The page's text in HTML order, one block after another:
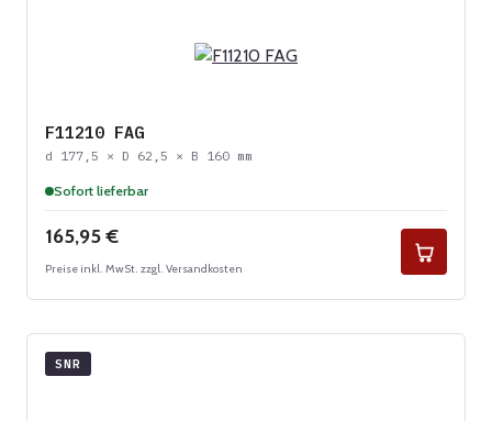
F11210 FAG
d 177,5 × D 62,5 × B 160 mm
Sofort lieferbar
Regulärer Preis:
165,95 €
Preise inkl. MwSt. zzgl. Versandkosten
SNR